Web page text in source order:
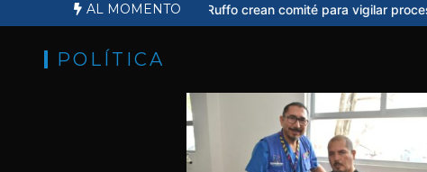
AL MOMENTO
Familiares de Ernesto Ruffo crean comité para vigilar proceso judicial
POLÍTICA